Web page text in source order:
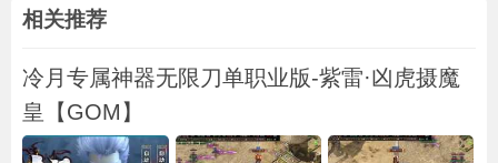
相关推荐
冷月专属神器无限刀单职业版-紫雷·凶虎摄魔
皇【GOM】